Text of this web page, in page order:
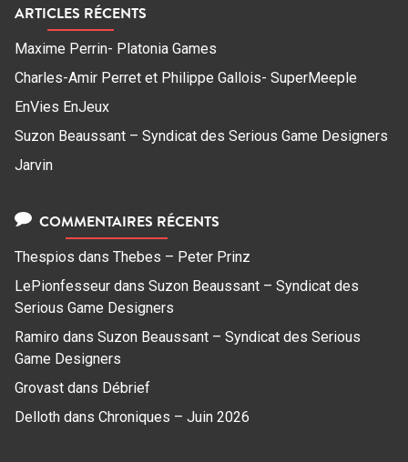
ARTICLES RÉCENTS
Maxime Perrin- Platonia Games
Charles-Amir Perret et Philippe Gallois- SuperMeeple
EnVies EnJeux
Suzon Beaussant – Syndicat des Serious Game Designers
Jarvin
COMMENTAIRES RÉCENTS
Thespios dans Thebes – Peter Prinz
LePionfesseur dans Suzon Beaussant – Syndicat des
Serious Game Designers
Ramiro dans Suzon Beaussant – Syndicat des Serious
Game Designers
Grovast dans Débrief
Delloth dans Chroniques – Juin 2026